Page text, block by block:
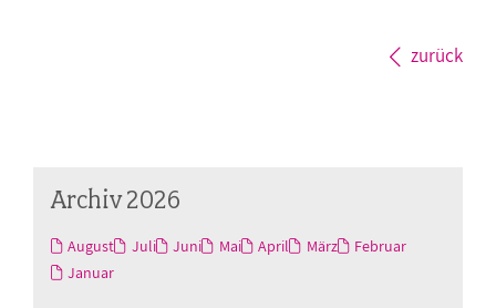
zurück
Archiv 2026
August Juli Juni Mai April März
Februar
Januar